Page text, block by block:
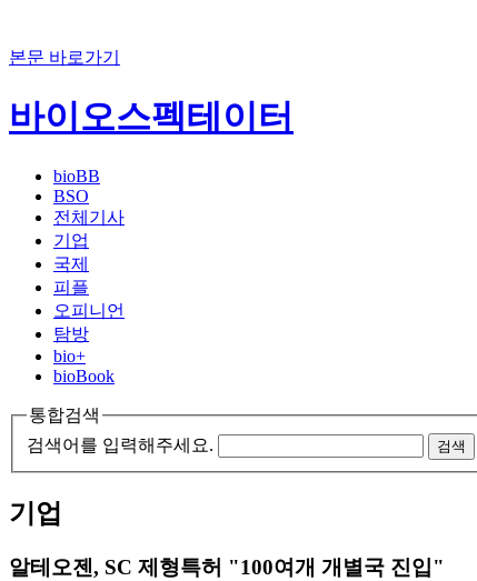
본문 바로가기
바이오스펙테이터
bioBB
BSO
전체기사
기업
국제
피플
오피니언
탐방
bio+
bioBook
통합검색
검색어를 입력해주세요.
검색
기업
알테오젠, SC 제형특허 "100여개 개별국 진입"